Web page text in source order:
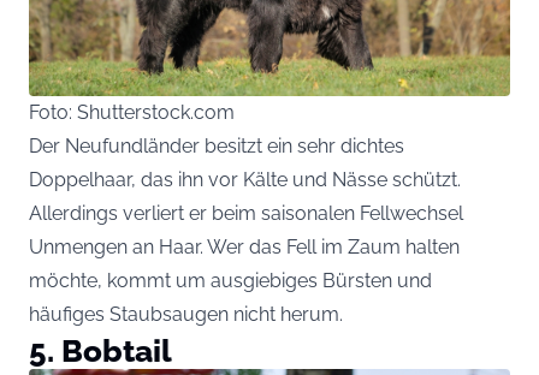
Foto: Shutterstock.com
Der Neufundländer besitzt ein sehr dichtes
Doppelhaar, das ihn vor Kälte und Nässe schützt.
Allerdings verliert er beim saisonalen Fellwechsel
Unmengen an Haar. Wer das Fell im Zaum halten
möchte, kommt um ausgiebiges Bürsten und
häufiges Staubsaugen nicht herum.
5. Bobtail